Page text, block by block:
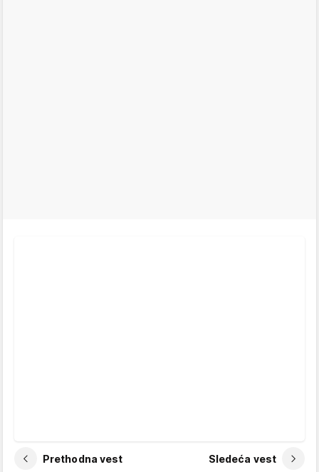
Prethodna vest Sledeća vest